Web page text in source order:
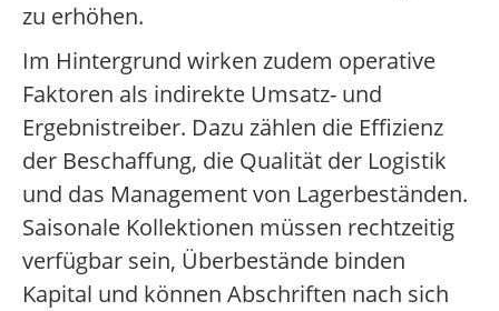
zu erhöhen.
Im Hintergrund wirken zudem operative
Faktoren als indirekte Umsatz- und
Ergebnistreiber. Dazu zählen die Effizienz
der Beschaffung, die Qualität der Logistik
und das Management von Lagerbeständen.
Saisonale Kollektionen müssen rechtzeitig
verfügbar sein, Überbestände binden
Kapital und können Abschriften nach sich